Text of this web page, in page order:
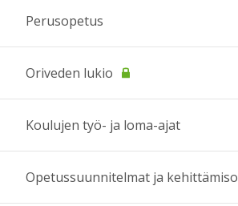
Perusopetus
Oriveden lukio
Koulujen työ- ja loma-ajat
Opetussuunnitelmat ja